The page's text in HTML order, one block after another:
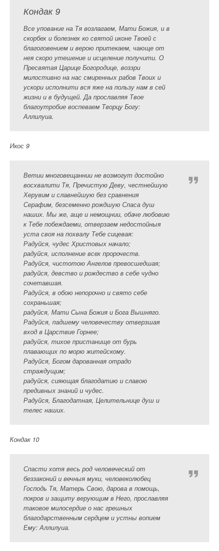
Кондак 9
Все упование на Тя возлагаем, Мати Божия, и в
скорбех и болезнех ко святой иконе Твоей с
благоговением и верою притекаем, чающе от
нея скоро утешение и исцеление получити. О
Пресвятая Царице Богородице, воззри
милостивно на нас смиренных рабов Твоих и
ускори исполнити вся яже на пользу нам в сей
жизни и в будущей. Да прославляя Твое
благоутробие воспеваем Творцу Богу:
Аллилуиа.
Икос 9
Ветии многовещаннии не возмогут достойно
восхвалити Тя, Пречистую Деву, честнейшую
Херувим и славнейшую без сравнения
Серафим, безсеменно рождшую Спаса душ
наших. Мы же, аще и немощнии, обаче любовию
к Тебе побеждаеми, отверзаем недостойныя
уста своя на похвалу Тебе сицевая:
Радуйся, чудес Христовых начало;
радуйся, исполнение всех пророчеств.
Радуйся, чистотою Ангелов превосшедшая;
радуйся, девство и рождество в себе чудно
сочетавшая.
Радуйся, в обою непорочно и свято себе
сохраньшая;
радуйся, Мати Сына Божия и Бога Вышняго.
Радуйся, падшему человечеству отверзшая
вход в Царствие Горнее;
радуйся, тихое пристанище от бурь
плавающих по морю житейскому.
Радуйся, Богом дарованная отрадо
страждущим;
радуйся, сияющая благодатию и славою
предивных знаний и чудес.
Радуйся, Благодатная, Целительнице душ и
телес наших.
Кондак 10
Спасти хотя весь род человеческий от
беззаконий и вечныя муки, человеколюбец
Господь Тя, Матерь Свою, дарова в помощь,
покров и защиту верующим в Него, прославляя
таковое милосердие о нас грешных
благодарственным сердцем и устны вопием
Ему: Аллилуиа.